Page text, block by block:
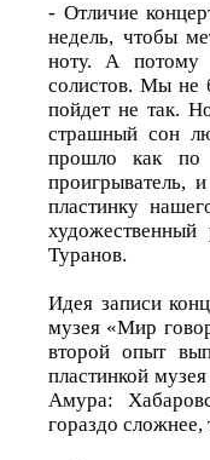
- Отличие
недель, чтобы
ноту. А потому
солистов. Мы не
пойдет не так.
страшный сон
прошло как по
проигрыватель,
пластинку
художественный
Туранов.
Идея записи
музея «Мир
второй опыт
пластинкой
Амура:
гораздо сложнее,